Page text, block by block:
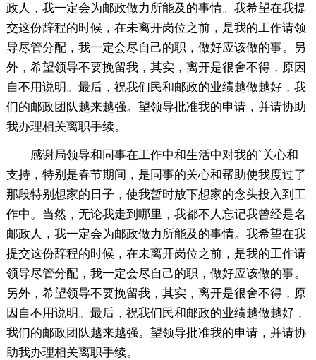
政人，我一定会为邮政做力所能及的事情。我希望在我提
交这份辞程的时候，在未离开岗位之前，是我的工作请领
导尽管分配，我一定会尽自己的职，做好应该做的事。另
外，希望领导不要挽留我，其实，离开是很舍不得，原因
自不用说明。最后，祝我们民和邮政的业绩越做越好，我
们的邮政团队越来越强。望领导批准我的申请，并请协助
我办理相关离职手续。
感谢局领导和同事在工作中和生活中对我的`关心和
支持，特别是春节期间，是同事的关心和帮助使我度过了
那段特别想家的日子，使我暂时放下想家的念头投入到工
作中。当然，无论我走到哪里，我都不人忘记我曾经是名
邮政人，我一定会为邮政做力所能及的事情。我希望在我
提交这份辞程的时候，在未离开岗位之前，是我的工作请
领导尽管分配，我一定会尽自己的职，做好应该做的事。
另外，希望领导不要挽留我，其实，离开是很舍不得，原
因自不用说明。最后，祝我们民和邮政的业绩越做越好，
我们的邮政团队越来越强。望领导批准我的申请，并请协
助我办理相关离职手续。